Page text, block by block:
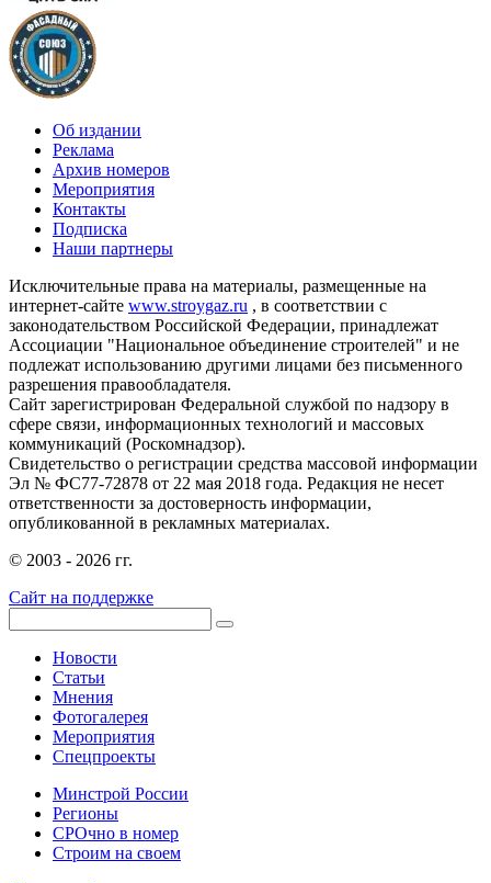
Об издании
Реклама
Архив номеров
Мероприятия
Контакты
Подписка
Наши партнеры
Исключительные права на материалы, размещенные на
интернет-сайте www.stroygaz.ru , в соответствии с
законодательством Российской Федерации, принадлежат
Ассоциации "Национальное объединение строителей" и не
подлежат использованию другими лицами без письменного
разрешения правообладателя.
Сайт зарегистрирован Федеральной службой по надзору в
сфере связи, информационных технологий и массовых
коммуникаций (Роскомнадзор).
Свидетельство о регистрации средства массовой информации
Эл № ФС77-72878 от 22 мая 2018 года. Редакция не несет
ответственности за достоверность информации,
опубликованной в рекламных материалах.
© 2003 - 2026 гг.
Сайт на поддержке
Новости
Статьи
Мнения
Фотогалерея
Мероприятия
Спецпроекты
Минстрой России
Регионы
СРОчно в номер
Строим на своем